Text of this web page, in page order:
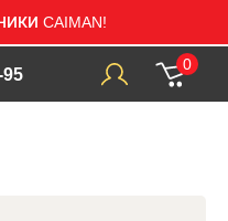
CAIMAN!
95
0